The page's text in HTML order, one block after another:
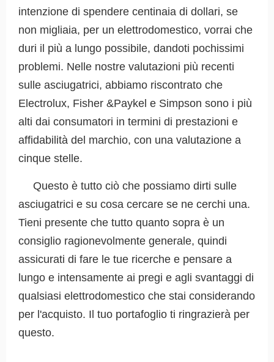
intenzione di spendere centinaia di dollari, se
non migliaia, per un elettrodomestico, vorrai che
duri il più a lungo possibile, dandoti pochissimi
problemi. Nelle nostre valutazioni più recenti
sulle asciugatrici, abbiamo riscontrato che
Electrolux, Fisher &Paykel e Simpson sono i più
alti dai consumatori in termini di prestazioni e
affidabilità del marchio, con una valutazione a
cinque stelle.
Questo è tutto ciò che possiamo dirti sulle
asciugatrici e su cosa cercare se ne cerchi una.
Tieni presente che tutto quanto sopra è un
consiglio ragionevolmente generale, quindi
assicurati di fare le tue ricerche e pensare a
lungo e intensamente ai pregi e agli svantaggi di
qualsiasi elettrodomestico che stai considerando
per l'acquisto. Il tuo portafoglio ti ringrazierà per
questo.